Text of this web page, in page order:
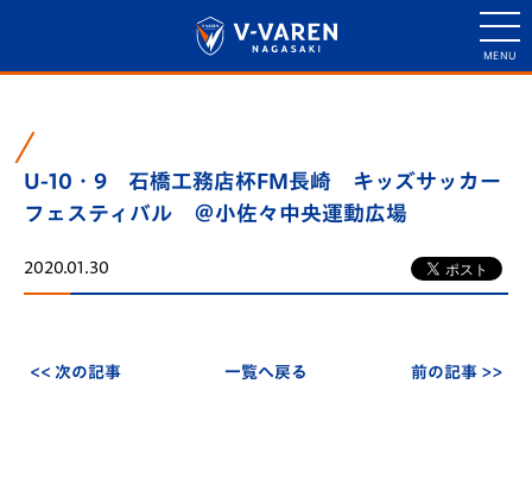
U-10・9 石橋工務店杯FM長崎 キッズサッカー
フェスティバル ＠小佐々中央運動広場
2020.01.30
<< 次の記事 一覧へ戻る 前の記事 >>